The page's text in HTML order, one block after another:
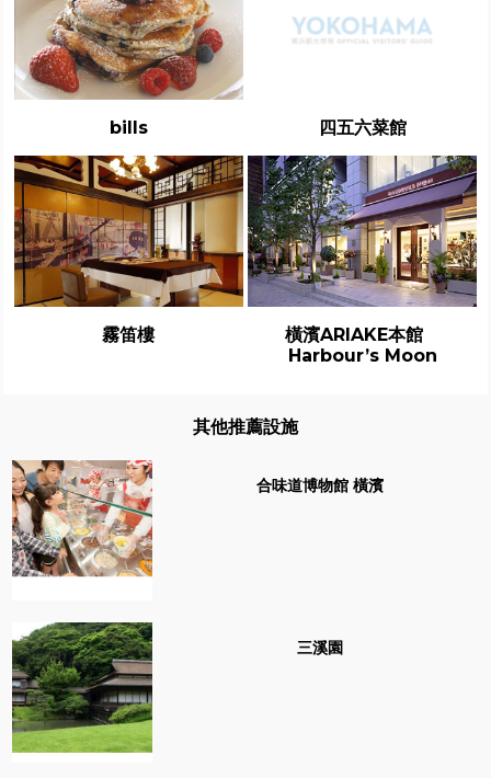
bills 四五六菜館
霧笛樓
橫濱ARIAKE本館
Harbour’s Moon
其他推薦設施
合味道博物館 橫濱
三溪園